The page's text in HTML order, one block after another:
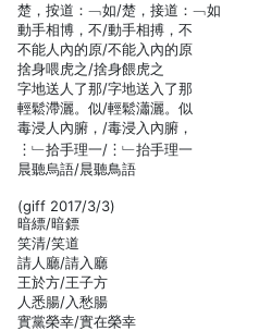
楚，按道：﹁如/楚，接道：﹁如
動手相博，不/動手相搏，不
不能人內的原/不能入內的原
捨身喂虎之/捨身餵虎之
字地送人了那/字地送入了那
輕鬆滯灑。似/輕鬆瀟灑。似
毒浸人內腑，/毒浸入內腑，
︙﹂拾手理一/︙﹂抬手理一
晨聽烏語/晨聽鳥語
(giff 2017/3/3)
暗縹/暗鏢
笑清/笑道
請人廳/請入廳
王於方/王子方
人悉腸/入愁腸
實黨榮幸/實在榮幸